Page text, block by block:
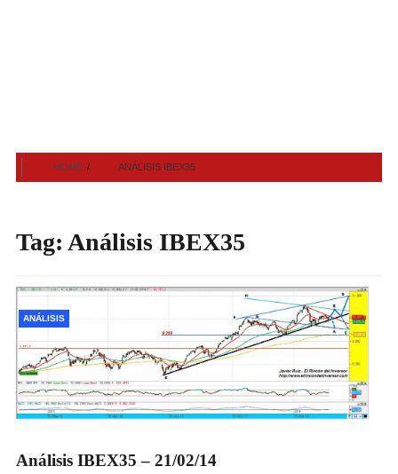
HOME ANÁLISIS IBEX35
Tag: Análisis IBEX35
ANÁLISIS
Análisis IBEX35 – 21/02/14